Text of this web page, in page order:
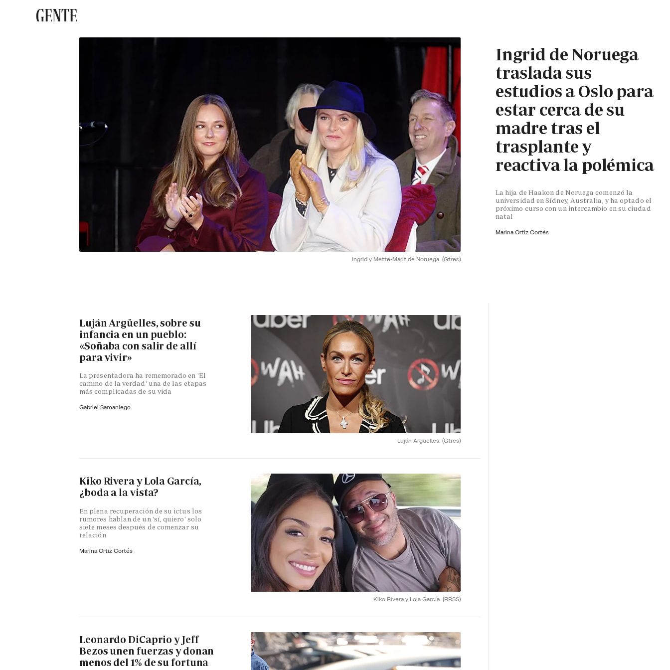
GENTE
Ingrid y Mette-Marit de Noruega. (Gtres)
Ingrid de Noruega
traslada sus
estudios a Oslo para
estar cerca de su
madre tras el
trasplante y
reactiva la polémica
La hija de Haakon de Noruega comenzó la
universidad en Sídney, Australia, y ha optado el
próximo curso con un intercambio en su ciudad
natal
Marina Ortiz Cortés
Luján Argüelles. (Gtres)
Luján Argüelles, sobre su
infancia en un pueblo:
«Soñaba con salir de allí
para vivir»
La presentadora ha rememorado en 'El
camino de la verdad' una de las etapas
más complicadas de su vida
Gabriel Samaniego
Kiko Rivera y Lola García. (RRSS)
Kiko Rivera y Lola García,
¿boda a la vista?
En plena recuperación de su ictus los
rumores hablan de un 'sí, quiero' solo
siete meses después de comenzar su
relación
Marina Ortiz Cortés
Leonardo DiCaprio y Jeff
Bezos unen fuerzas y donan
menos del 1% de su fortuna